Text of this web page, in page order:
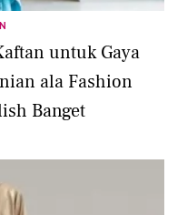
untuk Gaya
ala Fashion
Banget